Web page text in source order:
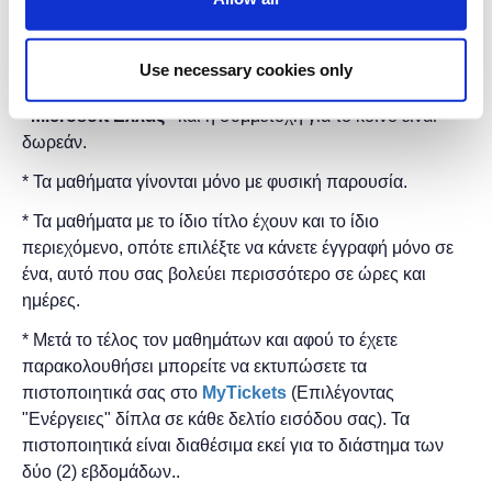
Use necessary cookies only
Διάρκεια προγράμματος: 2 ώρες.
"MicrosoftΕλλάς"και ησυμμετοχή για το κοινό είναι
δωρεάν.
* Τα μαθήματα γίνονται μόνο με φυσική παρουσία.
* Τα μαθήματα με το ίδιο τίτλο έχουν και το ίδιο
περιεχόμενο, οπότε επιλέξτε να κάνετε έγγραφή μόνο σε
ένα, αυτό που σας βολεύει περισσότερο σε ώρες και
ημέρες.
* Μετά το τέλος τον μαθημάτων και αφού το έχετε
παρακολουθήσει μπορείτε να εκτυπώσετε τα
πιστοποιητικά ​σας στο MyTickets (Επιλέγοντας
"Ενέργειες" δίπλα σε κάθε δελτίο εισόδου σας). Τα
πιστοποιητικά είναι διαθέσιμα εκεί για το διάστημα των
δύο (2) εβδομάδων..